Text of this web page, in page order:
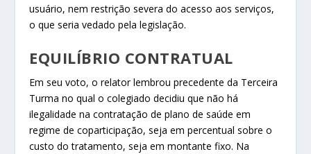
usuário, nem restrição severa do acesso aos serviços,
o que seria vedado pela legislação.
EQUILÍBRIO CO​​​NTRATUAL
Em seu voto, o relator lembrou precedente da Terceira
Turma no qual o colegiado decidiu que não há
ilegalidade na contratação de plano de saúde em
regime de coparticipação, seja em percentual sobre o
custo do tratamento, seja em montante fixo. Na